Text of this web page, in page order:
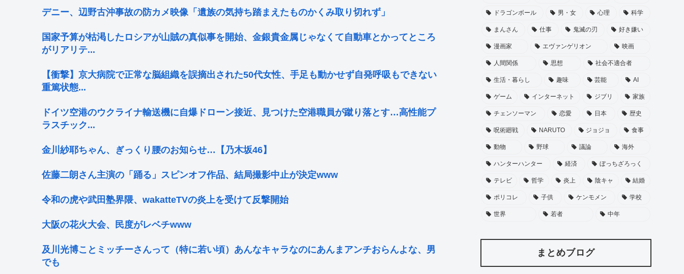
デニー、辺野古沖事故の防カメ映像「遺族の気持ち踏まえたものかくみ取り切れず」
国家予算が枯渇したロシアが山賊の真似事を開始、金銀貴金属じゃなくて自動車とかってところ
がリアリテ...
【衝撃】京大病院で正常な脳組織を誤摘出された50代女性、手足も動かせず自発呼吸もできない
重篤状態...
ドイツ空港のウクライナ輸送機に自爆ドローン接近、見つけた空港職員が蹴り落とす…高性能プ
ラスチック...
金川紗耶ちゃん、ぎっくり腰のお知らせ…【乃木坂46】
佐藤二朗さん主演の「踊る」スピンオフ作品、結局撮影中止が決定www
令和の虎や武田塾界隈、wakatteTVの炎上を受けて反撃開始
大阪の花火大会、民度がレベチwww
及川光博ことミッチーさんって（特に若い頃）あんなキャラなのにあんまアンチおらんよな、男
でも
ドラゴンボール 男・女 心理 科学
まんさん 仕事 鬼滅の刃 好き嫌い
漫画家 エヴァンゲリオン 映画
人間関係 思想 社会不適合者
生活・暮らし 趣味 芸能 AI
ゲーム インターネット ジブリ 家族
チェンソーマン 恋愛 日本 歴史
呪術廻戦 NARUTO ジョジョ 食事
動物 野球 議論 海外
ハンターハンター 経済 ぼっちざろっく
テレビ 哲学 炎上 陰キャ 結婚
ポリコレ 子供 ケンモメン 学校
世界 若者 中年
まとめブログ